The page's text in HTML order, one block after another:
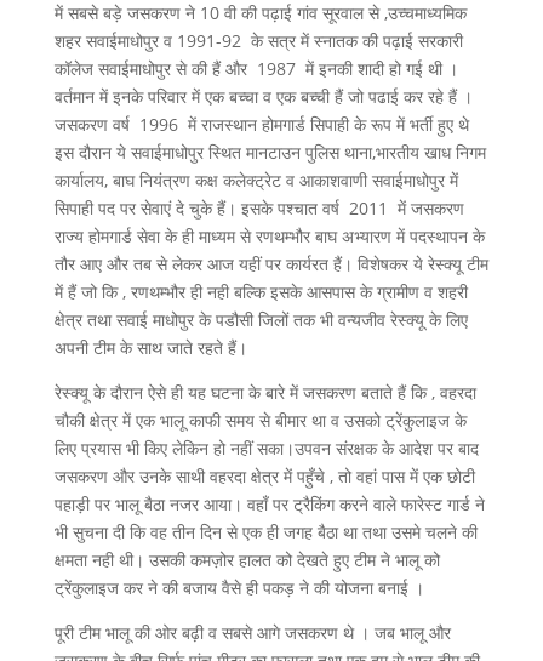
में सबसे बड़े जसकरण ने 10 वी की पढ़ाई गांव सूरवाल से ,उच्चमाध्यमिक
शहर सवाईमाधोपुर व 1991-92 के सत्र में स्नातक की पढ़ाई सरकारी
कॉलेज सवाईमाधोपुर से की हैं और 1987 में इनकी शादी हो गई थी ।
वर्तमान में इनके परिवार में एक बच्चा व एक बच्ची हैं जो पढाई कर रहे हैं ।
जसकरण वर्ष 1996 में राजस्थान होमगार्ड सिपाही के रूप में भर्ती हुए थे
इस दौरान ये सवाईमाधोपुर स्थित मानटाउन पुलिस थाना,भारतीय खाध निगम
कार्यालय, बाघ नियंत्रण कक्ष कलेक्ट्रेट व आकाशवाणी सवाईमाधोपुर में
सिपाही पद पर सेवाएं दे चुके हैं। इसके पश्चात वर्ष 2011 में जसकरण
राज्य होमगार्ड सेवा के ही माध्यम से रणथम्भौर बाघ अभ्यारण में पदस्थापन के
तौर आए और तब से लेकर आज यहीं पर कार्यरत हैं। विशेषकर ये रेस्क्यू टीम
में हैं जो कि , रणथम्भौर ही नही बल्कि इसके आसपास के ग्रामीण व शहरी
क्षेत्र तथा सवाई माधोपुर के पडौसी जिलों तक भी वन्यजीव रेस्क्यू के लिए
अपनी टीम के साथ जाते रहते हैं।
रेस्क्यू के दौरान ऐसे ही यह घटना के बारे में जसकरण बताते हैं कि , वहरदा
चौकी क्षेत्र में एक भालू काफी समय से बीमार था व उसको ट्रेंकुलाइज के
लिए प्रयास भी किए लेकिन हो नहीं सका।उपवन संरक्षक के आदेश पर बाद
जसकरण और उनके साथी वहरदा क्षेत्र में पहुँचे , तो वहां पास में एक छोटी
पहाड़ी पर भालू बैठा नजर आया। वहाँ पर ट्रैकिंग करने वाले फारेस्ट गार्ड ने
भी सुचना दी कि वह तीन दिन से एक ही जगह बैठा था तथा उसमे चलने की
क्षमता नही थी। उसकी कमज़ोर हालत को देखते हुए टीम ने भालू को
ट्रेंकुलाइज कर ने की बजाय वैसे ही पकड़ ने की योजना बनाई ।
पूरी टीम भालू की ओर बढ़ी व सबसे आगे जसकरण थे । जब भालू और